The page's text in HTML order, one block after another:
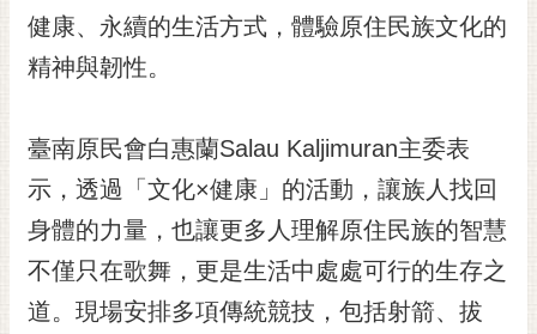
訂
閱
電
報
市
民
信
箱
English
健康、永續的生活方式，體驗原住民族文化的
精神與韌性。
臺南原民會白惠蘭Salau Kaljimuran主委表
示，透過「文化×健康」的活動，讓族人找回
身體的力量，也讓更多人理解原住民族的智慧
不僅只在歌舞，更是生活中處處可行的生存之
道。現場安排多項傳統競技，包括射箭、拔